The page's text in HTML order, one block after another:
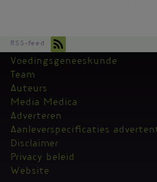
RSS-feed
Kantoormenu
Voedingsgeneeskunde
Team
Auteurs
Media Medica
Adverteren
Aanleverspecificaties
Disclaimer
Privacy beleid
Website